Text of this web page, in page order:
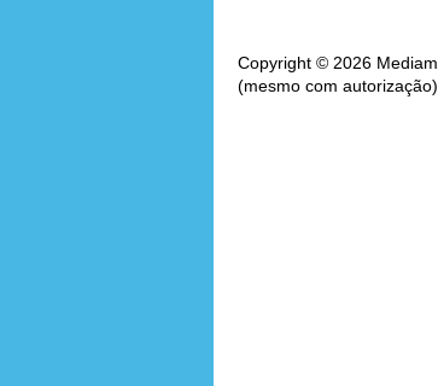
Copyright © 2026
(mesmo com autorização).